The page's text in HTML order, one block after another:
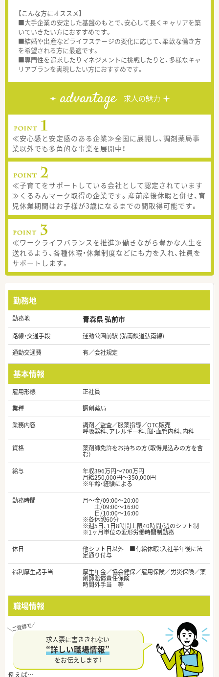
【こんな方にオススメ】
■大手企業の安定した基盤のもとで、安心して長くキャリアを築
いていきたい方におすすめです。
■結婚や出産などライフステージの変化に応じて、柔軟な働き方
を希望される方に最適です。
■専門性を追求したりマネジメントに挑戦したりと、多様なキャ
リアプランを実現したい方におすすめです。
advantage 求人の魅力
≪安心感と安定感のある企業≫全国に展開し、調剤薬局事
業以外でも多角的な事業を展開中！
≪子育てをサポートしている会社として認定されています
≫くるみんマーク取得の企業です。産前産後休暇と併せ、育
児休業期間はお子様が3歳になるまでの間取得可能です。
≪ワークライフバランスを推進≫働きながら豊かな人生を
送れるよう、各種休暇・休業制度などにも力を入れ、社員を
サポートします。
勤務地
勤務地 青森県 弘前市
路線・交通手段
運動公園前駅 (弘南鉄道弘南線)
通勤交通費
有／会社規定
基本情報
雇用形態
正社員
業種
調剤薬局
業務内容
調剤／監査／服薬指導／OTC販売
呼吸器科、アレルギー科、脳・血管内科、内科
資格
薬剤師免許をお持ちの方（取得見込みの方を含
む）
給与
年収396万円～700万円
月給250,000円～350,000円
※年齢・経験による
勤務時間
月～金/09:00～20:00
土/09:00～16:00
日/10:00～16:00
※各休憩60分
※週5日、1日8時間上限40時間/週のシフト制
※1ヶ月単位の変形労働時間制勤務
休日
他シフト日以外 ■有給休暇：入社半年後に法
定通り付与
福利厚生諸手当
厚生年金／協会健保／雇用保険／労災保険／薬
剤師賠償責任保険
時間外手当 等
職場情報
求人票に書ききれない
“詳しい職場情報”
をお伝えします！